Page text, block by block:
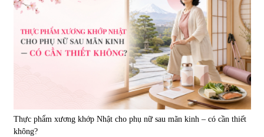
Gold 60 viên
|0
1.570.000 đ
Thực phẩm xương khớp Nhật cho phụ nữ sau mãn kinh – có cần thiết
không?